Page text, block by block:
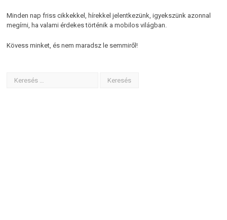
Minden nap friss cikkekkel, hírekkel jelentkezünk, igyekszünk azonnal
megírni, ha valami érdekes történik a mobilos világban.
Kövess minket, és nem maradsz le semmiről!